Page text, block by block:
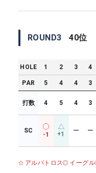
ROUND3 40位
HOLE 1 2 3 4
PAR 5 4 4 3
打数 4 5 4 3
SC
-1 +1 ー ー
アルバトロス イーグル